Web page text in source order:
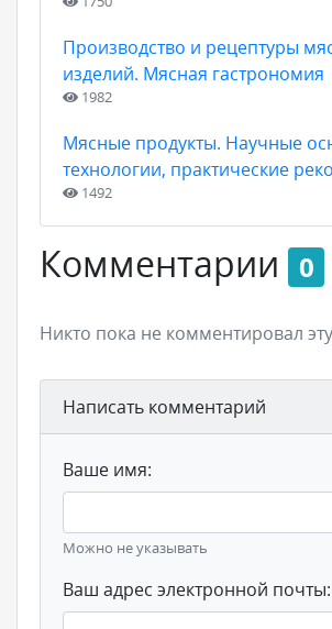
Производство и рецептуры
изделий. Мясная гастрономия
1982
Мясные продукты. Научные
технологии, практические
1492
Комментарии 0
Никто пока не комментировал
Написать комментарий
Ваше имя:
Можно не указывать
Ваш адрес электронной почты: